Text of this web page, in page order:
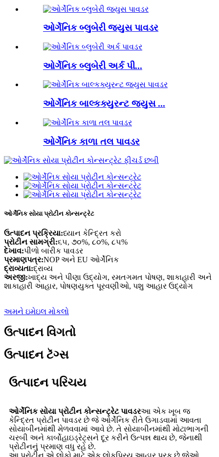
ઓર્ગેનિક બ્લુબેરી જ્યુસ પાવડર
ઓર્ગેનિક બ્લુબેરી અર્ક પી...
ઓર્ગેનિક બાલ્કક્યુરન્ટ જ્યુસ ...
ઓર્ગેનિક કાળા તલ પાવડર
ઓર્ગેનિક સોયા પ્રોટીન કોન્સન્ટ્રેટ
ઉત્પાદન પ્રક્રિયા:ધ્યાન કેન્દ્રિત કરો
પ્રોટીન સામગ્રી:૬૫, ૭૦%, ૮૦%, ૮૫%
દેખાવ:પીળો બારીક પાવડર
પ્રમાણપત્ર:NOP અને EU ઓર્ગેનિક
દ્રાવ્યતા:દ્રાવ્ય
અરજી:ખાદ્ય અને પીણા ઉદ્યોગ, રમતગમત પોષણ, શાકાહારી અને
શાકાહારી આહાર, પોષણયુક્ત પૂરવણીઓ, પશુ આહાર ઉદ્યોગ
અમને ઇમેઇલ મોકલો
ઉત્પાદન વિગતો
ઉત્પાદન ટૅગ્સ
ઉત્પાદન પરિચય
ઓર્ગેનિક સોયા પ્રોટીન કોન્સન્ટ્રેટ પાવડરઆ એક ખૂબ જ
કેન્દ્રિત પ્રોટીન પાવડર છે જે ઓર્ગેનિક રીતે ઉગાડવામાં આવતા
સોયાબીનમાંથી મેળવવામાં આવે છે. તે સોયાબીનમાંથી મોટાભાગની
ચરબી અને કાર્બોહાઇડ્રેટ્સને દૂર કરીને ઉત્પન્ન થાય છે, જેનાથી
પ્રોટીનનું પ્રમાણ વધુ રહે છે.